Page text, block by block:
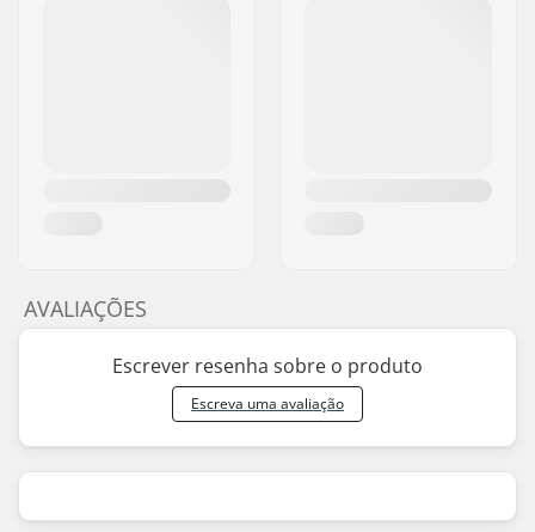
AVALIAÇÕES
Escrever resenha sobre o produto
Escreva uma avaliação